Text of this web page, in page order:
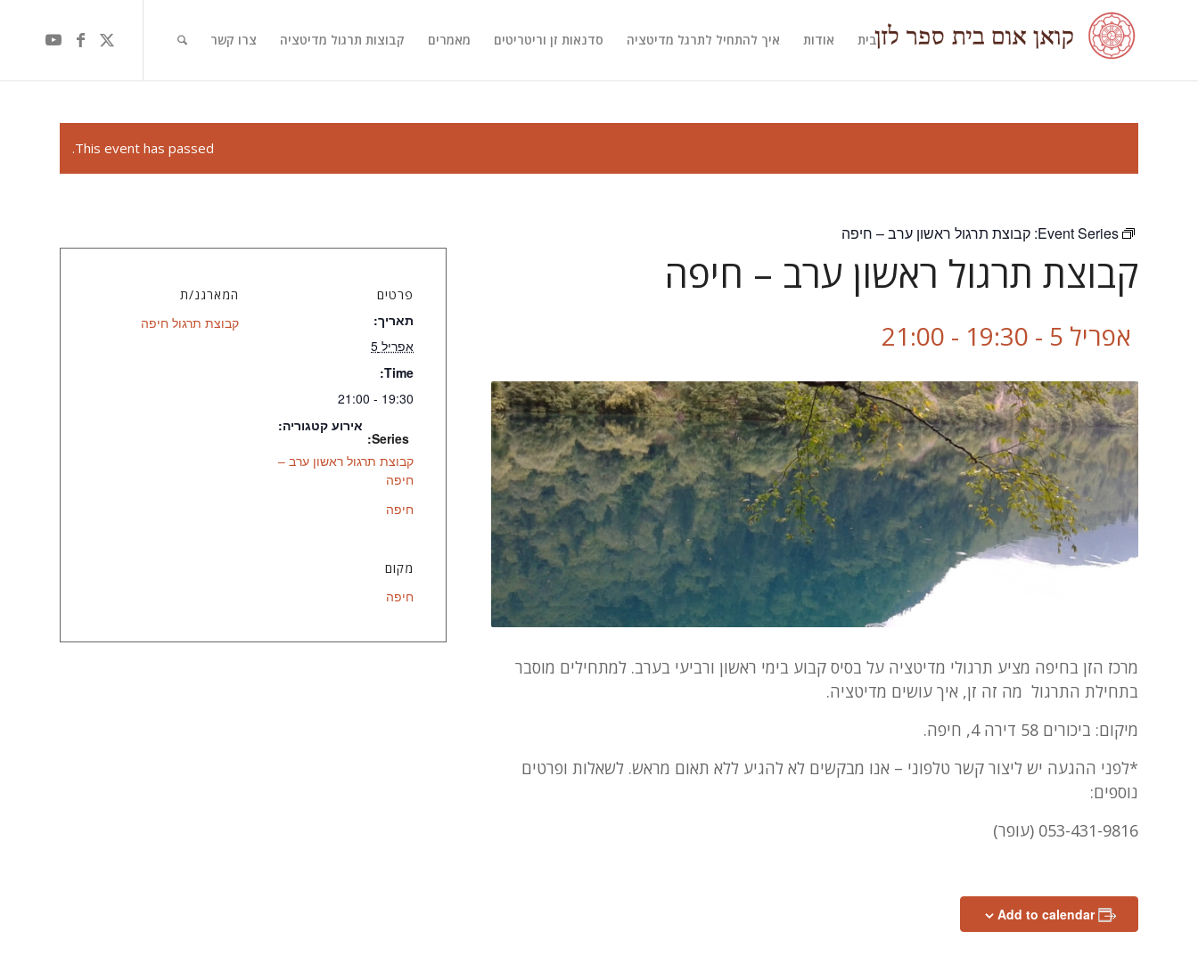
בית אודות איך להתחיל לתרגל מדיטציה סדנאות זן וריטריטים מאמרים קבוצות תרגול מדיטציה צרו קשר
This event has passed.
Event Series: קבוצת תרגול ראשון ערב – חיפה
קבוצת תרגול ראשון ערב – חיפה
אפריל 5 - 19:30 -
21:00
מרכז הזן בחיפה מציע תרגולי מדיטציה על בסיס קבוע בימי ראשון ורביעי בערב. למתחילים מוסבר
בתחילת התרגול מה זה זן, איך עושים מדיטציה.
מיקום: ביכורים 58 דירה 4, חיפה.
*לפני ההגעה יש ליצור קשר טלפוני – אנו מבקשים לא להגיע ללא תאום מראש. לשאלות ופרטים
נוספים:
053-431-9816 (עופר)
Add to calendar
פרטים
תאריך:
אפריל 5
Time:
19:30 - 21:00
Series:
קבוצת תרגול ראשון ערב –
חיפה
אירוע קטגוריה:
חיפה
המארגנ/ת
קבוצת תרגול חיפה
מקום
חיפה